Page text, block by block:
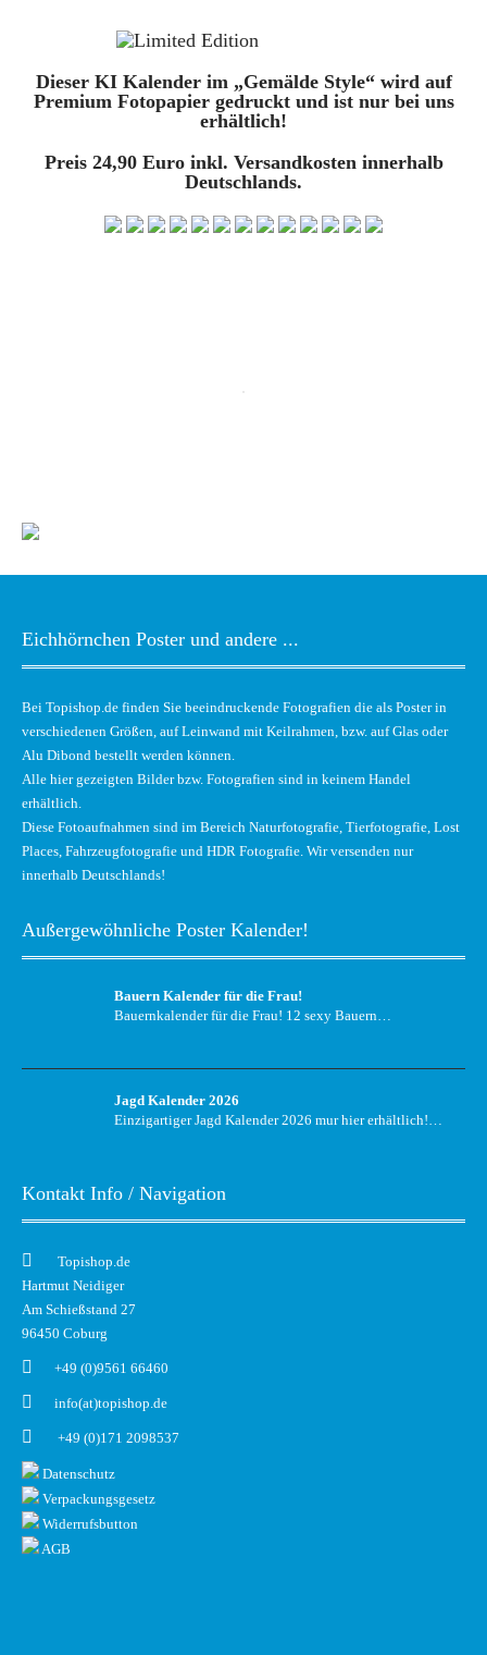
Dieser KI Kalender im „Gemälde Style“ wird auf
Premium Fotopapier gedruckt und ist nur bei uns
erhältlich!
Preis 24,90 Euro inkl. Versandkosten innerhalb
Deutschlands.
Eichhörnchen Poster und andere ...
Bei Topishop.de finden Sie beeindruckende Fotografien die als Poster in
verschiedenen Größen, auf Leinwand mit Keilrahmen, bzw. auf Glas oder
Alu Dibond bestellt werden können.
Alle hier gezeigten Bilder bzw. Fotografien sind in keinem Handel
erhältlich.
Diese Fotoaufnahmen sind im Bereich Naturfotografie, Tierfotografie, Lost
Places, Fahrzeugfotografie und HDR Fotografie. Wir versenden nur
innerhalb Deutschlands!
Außergewöhnliche Poster Kalender!
Bauern Kalender für die Frau!
Bauernkalender für die Frau! 12 sexy Bauern…
Jagd Kalender 2026
Einzigartiger Jagd Kalender 2026 mur hier erhältlich!…
Kontakt Info / Navigation
Topishop.de
Hartmut Neidiger
Am Schießstand 27
96450 Coburg
+49 (0)9561 66460
info(at)topishop.de
+49 (0)171 2098537
Datenschutz
Verpackungsgesetz
Widerrufsbutton
AGB